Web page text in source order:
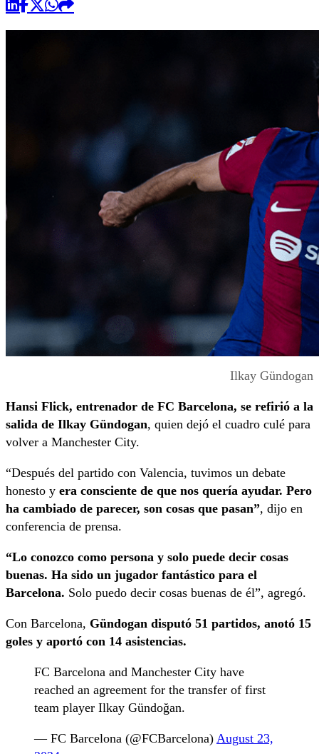
Ilkay Gündogan
Hansi Flick, entrenador de FC Barcelona, se refirió a la
salida de Ilkay Gündogan, quien dejó el cuadro culé para
volver a Manchester City.
“Después del partido con Valencia, tuvimos un debate
honesto y era consciente de que nos quería ayudar. Pero
ha cambiado de parecer, son cosas que pasan”, dijo en
conferencia de prensa.
“Lo conozco como persona y solo puede decir cosas
buenas. Ha sido un jugador fantástico para el
Barcelona. Solo puedo decir cosas buenas de él”, agregó.
Con Barcelona, Gündogan disputó 51 partidos, anotó 15
goles y aportó con 14 asistencias.
FC Barcelona and Manchester City have
reached an agreement for the transfer of first
team player Ilkay Gündoğan.
— FC Barcelona (@FCBarcelona) August 23,